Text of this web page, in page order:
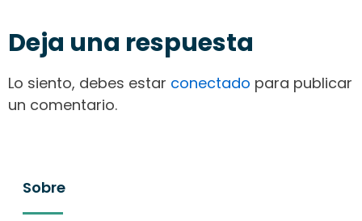
Deja una respuesta
Lo siento, debes estar conectado para publicar
un comentario.
Sobre